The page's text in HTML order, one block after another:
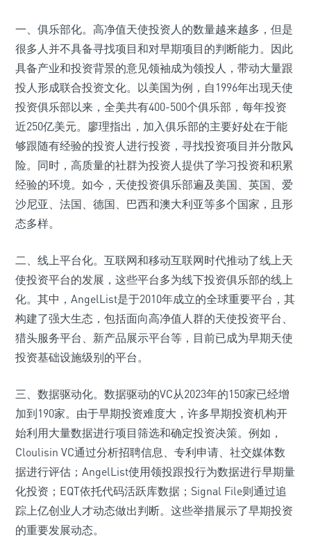
一、俱乐部化。高净值天使投资人的数量越来越多，但是
很多人并不具备寻找项目和对早期项目的判断能力。因此
具备产业和投资背景的意见领袖成为领投人，带动大量跟
投人形成联合投资文化。以美国为例，自1996年出现天使
投资俱乐部以来，全美共有400-500个俱乐部，每年投资
近250亿美元。廖理指出，加入俱乐部的主要好处在于能
够跟随有经验的投资人进行投资，寻找投资项目并分散风
险。同时，高质量的社群为投资人提供了学习投资和积累
经验的环境。如今，天使投资俱乐部遍及美国、英国、爱
沙尼亚、法国、德国、巴西和澳大利亚等多个国家，且形
态多样。
二、线上平台化。互联网和移动互联网时代推动了线上天
使投资平台的发展，这些平台多为线下投资俱乐部的线上
化。其中，AngelList是于2010年成立的全球重要平台，其
构建了强大生态，包括面向高净值人群的天使投资平台、
猎头服务平台、新产品展示平台等，目前已成为早期天使
投资基础设施级别的平台。
三、数据驱动化。数据驱动的VC从2023年的150家已经增
加到190家。由于早期投资难度大，许多早期投资机构开
始利用大量数据进行项目筛选和确定投资决策。例如，
Cloulisin VC通过分析招聘信息、专利申请、社交媒体数
据进行评估；AngelList使用领投跟投行为数据进行早期量
化投资；EQT依托代码活跃库数据；Signal File则通过追
踪上亿创业人才动态做出判断。这些举措展示了早期投资
的重要发展动态。